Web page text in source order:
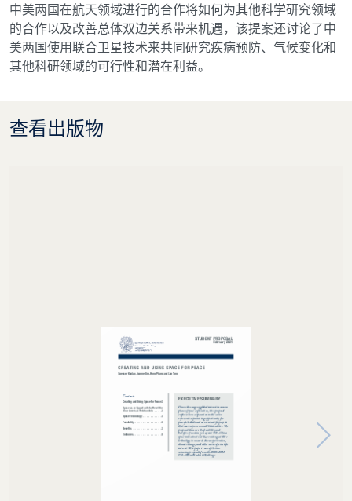
中美两国在航天领域进行的合作将如何为其他科学研究领域
的合作以及改善总体双边关系带来机遇，该提案还讨论了中
美两国使用联合卫星技术来共同研究疾病预防、气候变化和
其他科研领域的可行性和潜在利益。
查看出版物